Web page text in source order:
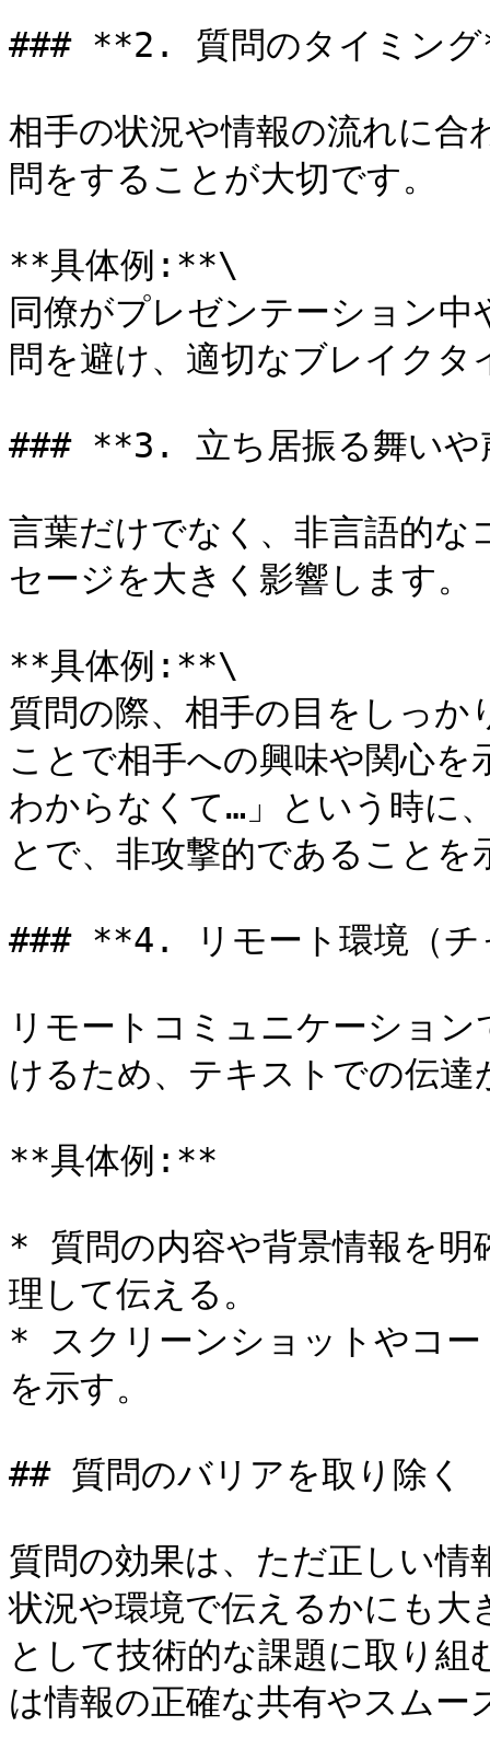
### **2. 質問のタイミン
相手の状況や情報の流れに合
問をすることが大切です。
**具体例:**\
同僚がプレゼンテーション
問を避け、適切なブレイク
### **3. 立ち居振る舞いや
言葉だけでなく、非言語的
セージを大きく影響します。
**具体例:**\
質問の際、相手の目をしっ
ことで相手への興味や関心
わからなくて…」という時に
とで、非攻撃的であることを
### **4. リモート環境（チ
リモートコミュニケーショ
けるため、テキストでの伝
**具体例:**
* 質問の内容や背景情報を明
理して伝える。
* スクリーンショットやコー
を示す。
## 質問のバリアを取り除く
質問の効果は、ただ正しい
状況や環境で伝えるかにも
として技術的な課題に取り
は情報の正確な共有やスム